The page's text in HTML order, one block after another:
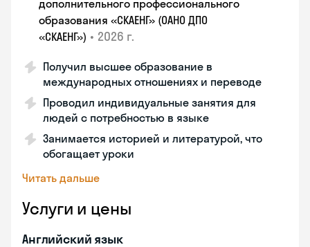
дополнительного профессионального
образования «СКАЕНГ» (ОАНО ДПО
«СКАЕНГ») • 2026 г.
Получил высшее образование в
международных отношениях и переводе
Проводил индивидуальные занятия для
людей с потребностью в языке
Занимается историей и литературой, что
обогащает уроки
Читать дальше
Услуги и цены
Английский язык